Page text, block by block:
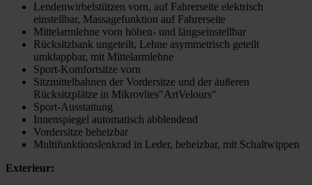
Lendenwirbelstützen vorn, auf Fahrerseite elektrisch
einstellbar, Massagefunktion auf Fahrerseite
Mittelarmlehne vorn höhen- und längseinstellbar
Rücksitzbank ungeteilt, Lehne asymmetrisch geteilt
umklappbar, mit Mittelarmlehne
Sport-Komfortsitze vorn
Sitzmittelbahnen der Vordersitze und der äußeren
Rücksitzplätze in Mikrovlies"ArtVelours"
Sport-Ausstattung
Innenspiegel automatisch abblendend
Vordersitze beheizbar
Multifunktionslenkrad in Leder, beheizbar, mit Schaltwippen
Exterieur: